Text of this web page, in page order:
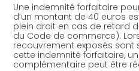
Une indemnité forfaitaire
d’un montant de 40 euros
plein droit en cas de retard
du Code de commerce).
recouvrement exposés
cette indemnité forfaitaire,
complémentaire peut être